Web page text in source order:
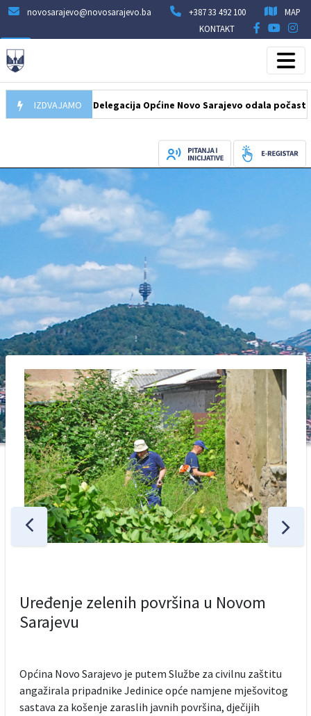
novosarajevo@novosarajevo.ba +387 33 492 100
MAP
KONTAKT
IZDVAJAMO
07.08.2026 Delegacija Općine Novo Sarajevo odala počast
Uređenje zelenih površina u Novom
Sarajevu
Općina Novo Sarajevo je putem Službe za civilnu zaštitu
angažirala pripadnike Jedinice opće namjene mješovitog
sastava za košenje zaraslih javnih površina, dječijih